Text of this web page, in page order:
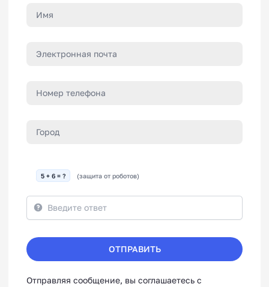
5 + 6 = ? (защита от роботов)
ОТПРАВИТЬ
Отправляя сообщение, вы соглашаетесь с